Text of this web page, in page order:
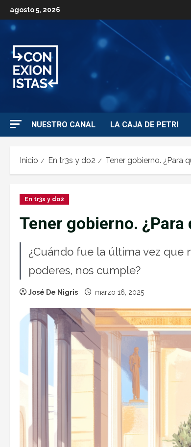
agosto 5, 2026
NUESTRO CANAL LA CAJA DE PETRI
Inicio En tr3s y do2 Tener gobierno. ¿Para
En tr3s y do2
Tener gobierno. ¿Para
¿Cuándo fue la última vez que
poderes, nos cumple?
José De Nigris marzo 16, 2025